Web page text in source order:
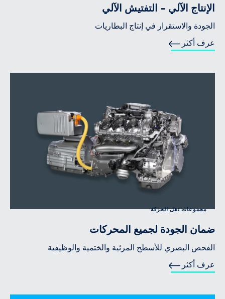
الإنتاج الآلي - التفتيش الآلي
الجودة والاستقرار في إنتاج البطاريات
عرف أكثر
مجموعات نقل الحركة
ضمان الجودة لجميع المحركات
الفحص البصري للأسطح المرئية والختمية والوظيفية
عرف أكثر